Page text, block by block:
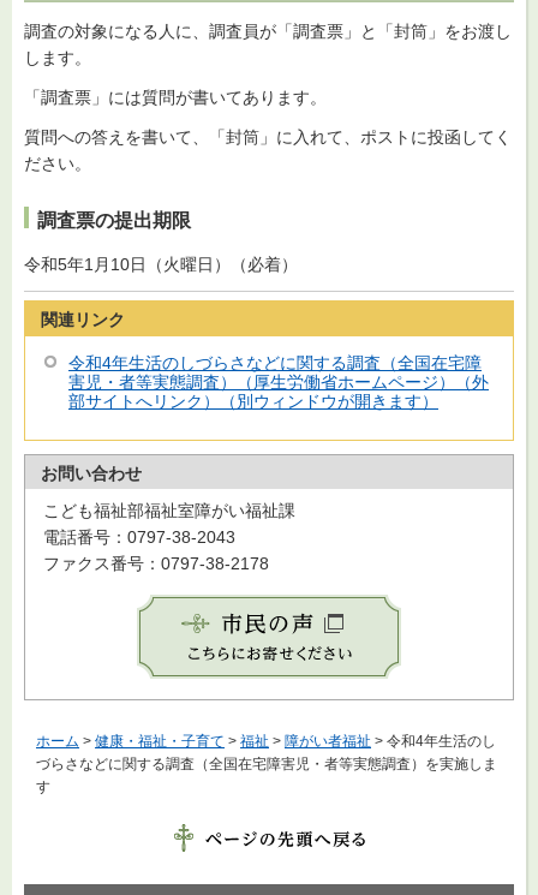
調査の対象になる人に、調査員が「調査票」と「封筒」をお渡し
します。
「調査票」には質問が書いてあります。
質問への答えを書いて、「封筒」に入れて、ポストに投函してく
ださい。
調査票の提出期限
令和5年1月10日（火曜日）（必着）
関連リンク
令和4年生活のしづらさなどに関する調査（全国在宅障
害児・者等実態調査）（厚生労働省ホームページ）（外
部サイトへリンク）（別ウィンドウが開きます）
お問い合わせ
こども福祉部福祉室障がい福祉課
電話番号：0797-38-2043
ファクス番号：0797-38-2178
ホーム > 健康・福祉・子育て > 福祉 > 障がい者福祉 > 令和4年生活のし
づらさなどに関する調査（全国在宅障害児・者等実態調査）を実施しま
す